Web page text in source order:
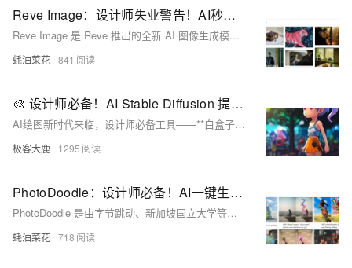
Reve Image：设计师失业警告！AI秒出海报级神图，排版自动搞定
Reve Image 是 Reve 推出的全新 AI 图像生成模型，专注于提升美学表现、精确的提示遵循能力以及出色的排版设计，能生成高质量的视觉作品。
蚝油菜花 841
🎨 设计师必备！AI Stable Diffusion 提示词神器，让你秒变创意大师！
AI绘图新时代来临，设计师必备工具——**白盒子AI绘图提示词生成器**助你轻松跨越提示词难题。该工具操作简便，支持中英文切换，涵盖近1000个精选提示词，适用于各种风格创作。无论是新手还是专业设计师，都能大幅提升工作效率，快速实现创意构想。网址：[https://www.baihezi.com/ai-painting-prompt](https://www.baihezi.com/ai-painting-prompt)
极客大鹿 1295
PhotoDoodle：设计师必备！AI一键生成装饰元素，30+样本复刻风格+无缝融合的开源艺术编辑框架
PhotoDoodle 是由字节跳动、新加坡国立大学等联合推出的艺术化图像编辑框架，能够通过少量样本学习艺术家的独特风格，实现照片涂鸦和装饰性元素生成。
蚝油菜花 718